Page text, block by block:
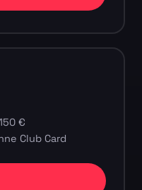
€
Club Card